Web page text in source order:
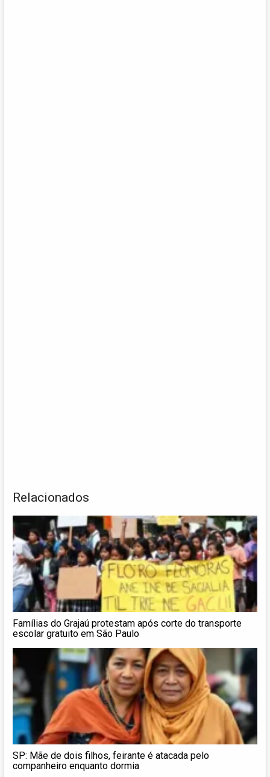
Relacionados
Famílias do Grajaú protestam após corte do transporte
escolar gratuito em São Paulo
SP: Mãe de dois filhos, feirante é atacada pelo
companheiro enquanto dormia